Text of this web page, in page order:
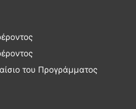
του Προγράμματος